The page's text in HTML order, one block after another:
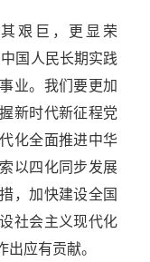
艰巨，更显荣
国人民长期实践
业。我们要更加
新时代新征程党
化全面推进中华
以四化同步发展
，加快建设全国
社会主义现代化
应有贡献。